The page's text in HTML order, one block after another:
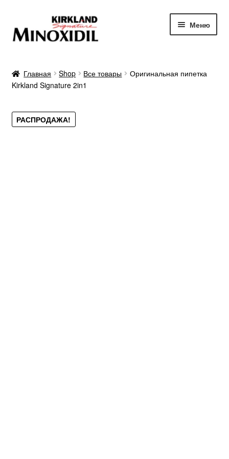
к
навигации
к
содержимому
Меню
О продукте
Отзывы
Главная Shop Все товары
Оригинальная пипетка
Kirkland Signature 2in1
РАСПРОДАЖА!